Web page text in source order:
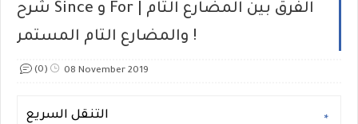
شرح Since و For | الفرق بين المضارع التام
والمضارع التام المستمر !
08 November 2019
(0)
التنقل السريع